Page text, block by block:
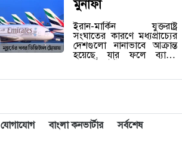
মুনাফা
ইরান-মার্কিন যুক্তরাষ্ট্র
সংঘাতের কারণে মধ্যপ্রাচ্যের
দেশগুলো নানাভাবে আক্রান্ত
হয়েছে, যার ফলে ব্যাহত
৬.৬ বিলিয়ন মার্কিন ডলার
যোগাযোগ বাংলা কনভার্টার
সর্বশেষ